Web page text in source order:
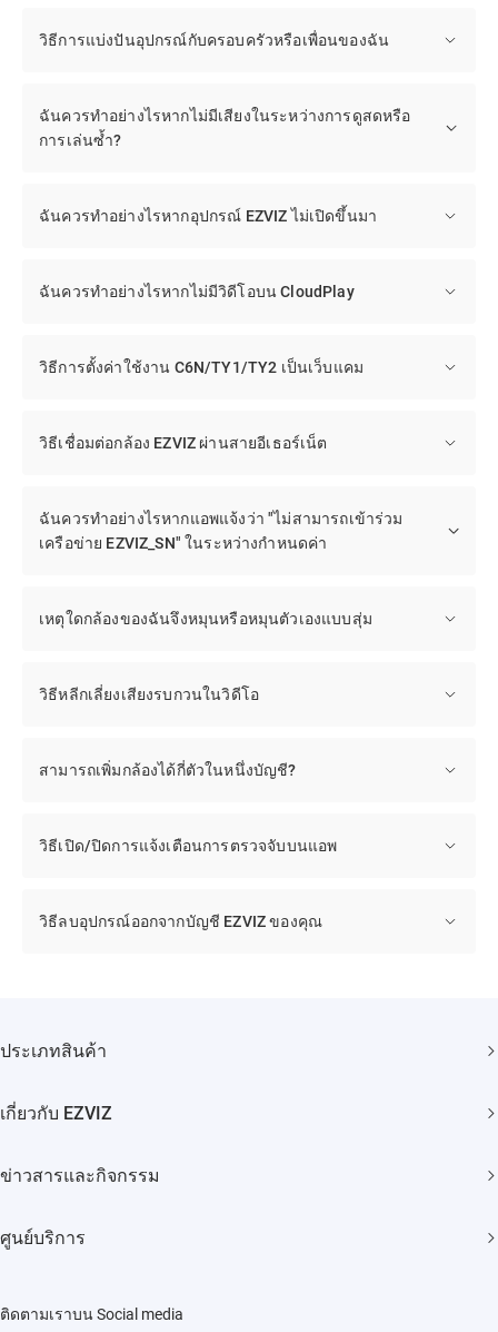
วิธีการแบ่งปันอุปกรณ์กับครอบครัวหรือเพื่อนของฉัน
ฉันควรทำอย่างไรหากไม่มีเสียงในระหว่างการดูสดหรือ
การเล่นซ้ำ?
ฉันควรทำอย่างไรหากอุปกรณ์ EZVIZ ไม่เปิดขึ้นมา
ฉันควรทำอย่างไรหากไม่มีวิดีโอบน CloudPlay
วิธีการตั้งค่าใช้งาน C6N/TY1/TY2 เป็นเว็บแคม
วิธีเชื่อมต่อกล้อง EZVIZ ผ่านสายอีเธอร์เน็ต
ฉันควรทำอย่างไรหากแอพแจ้งว่า "ไม่สามารถเข้าร่วม
เครือข่าย EZVIZ_SN" ในระหว่างกำหนดค่า
เหตุใดกล้องของฉันจึงหมุนหรือหมุนตัวเองแบบสุ่ม
วิธีหลีกเลี่ยงเสียงรบกวนในวิดีโอ
สามารถเพิ่มกล้องได้กี่ตัวในหนึ่งบัญชี?
วิธีเปิด/ปิดการแจ้งเตือนการตรวจจับบนแอพ
วิธีลบอุปกรณ์ออกจากบัญชี EZVIZ ของคุณ
ประเภทสินค้า
เกี่ยวกับ EZVIZ
Trust Center
EZVIZ CSR
ข่าวสารและกิจกรรม
กิจกรรม
ศูนย์บริการ
ดาวโหลด
ติดตามเราบน Social media